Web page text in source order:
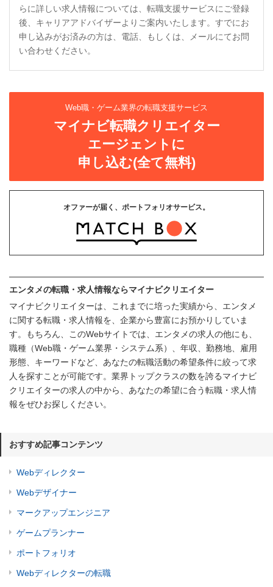
らに詳しい求人情報については、転職支援サービスにご登録
後、キャリアアドバイザーよりご案内いたします。すでにお
申し込みがお済みの方は、電話、もしくは、メールにてお問
い合わせください。
Web職・ゲーム業界の転職支援サービス
マイナビ転職クリエイター
エージェントに
申し込む(全て無料)
オファーが届く、ポートフォリオサービス。
エンタメの転職・求人情報ならマイナビクリエイター
マイナビクリエイターは、これまでに培った実績から、エンタメ
に関する転職・求人情報を、企業から豊富にお預かりしていま
す。もちろん、このWebサイトでは、エンタメの求人の他にも、
職種（Web職・ゲーム業界・システム系）、年収、勤務地、雇用
形態、キーワードなど、あなたの転職活動の希望条件に絞って求
人を探すことが可能です。業界トップクラスの数を誇るマイナビ
クリエイターの求人の中から、あなたの希望に合う転職・求人情
報をぜひお探しください。
おすすめ記事コンテンツ
Webディレクター
Webデザイナー
マークアップエンジニア
ゲームプランナー
ポートフォリオ
Webディレクターの転職